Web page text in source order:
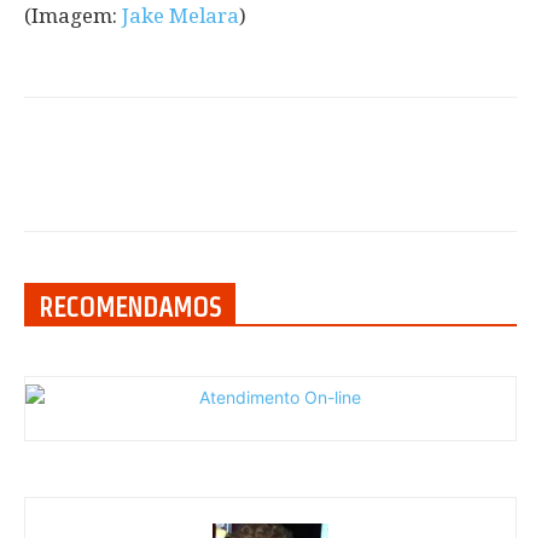
(Imagem: Jake Melara)
RECOMENDAMOS